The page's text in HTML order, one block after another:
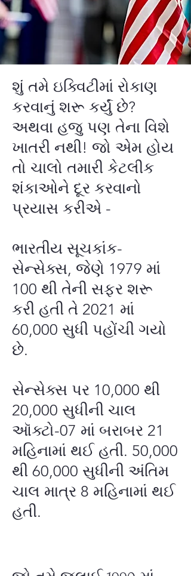
શું તમે ઇક્વિટીમાં રોકાણ
કરવાનું શરૂ કર્યું છે?
અથવા હજુ પણ તેના વિશે
ખાતરી નથી! જો એમ હોય
તો ચાલો તમારી કેટલીક
શંકાઓને દૂર કરવાનો
પ્રયાસ કરીએ -
ભારતીય સૂચકાંક-
સેન્સેક્સ, જેણે 1979 માં
100 થી તેની સફર શરૂ
કરી હતી તે 2021 માં
60,000 સુધી પહોંચી ગયો
છે.
સેન્સેક્સ પર 10,000 થી
20,000 સુધીની ચાલ
ઑક્ટો-07 માં બરાબર 21
મહિનામાં થઈ હતી. 50,000
થી 60,000 સુધીની અંતિમ
ચાલ માત્ર 8 મહિનામાં થઈ
હતી.